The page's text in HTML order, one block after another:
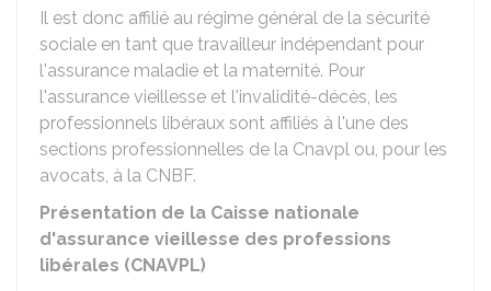
Il est donc affilié au régime général de la sécurité
sociale en tant que travailleur indépendant pour
l'assurance maladie et la maternité. Pour
l'assurance vieillesse et l'invalidité-décès, les
professionnels libéraux sont affiliés à l'une des
sections professionnelles de la Cnavpl ou, pour les
avocats, à la CNBF.
Présentation de la Caisse nationale
d'assurance vieillesse des professions
libérales (CNAVPL)